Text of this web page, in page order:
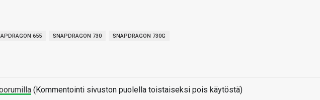
655 SNAPDRAGON 730 SNAPDRAGON 730G
(Kommentointi sivuston puolella toistaiseksi pois käytöstä)